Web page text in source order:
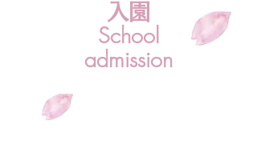
入園
School
admission